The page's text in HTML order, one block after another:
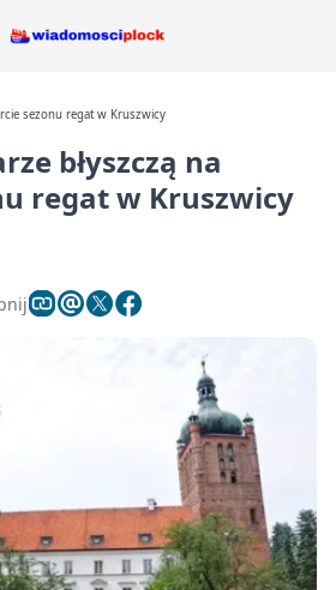
sezonu regat w Kruszwicy
błyszczą na
regat w Kruszwicy